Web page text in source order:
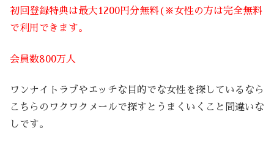
初回登録特典は最大1200円分無料(※女性の方は完全無料
で利用できます。
会員数800万人
ワンナイトラブやエッチな目的でな女性を探しているなら
こちらのワクワクメールで探すとうまくいくこと間違いな
しです。